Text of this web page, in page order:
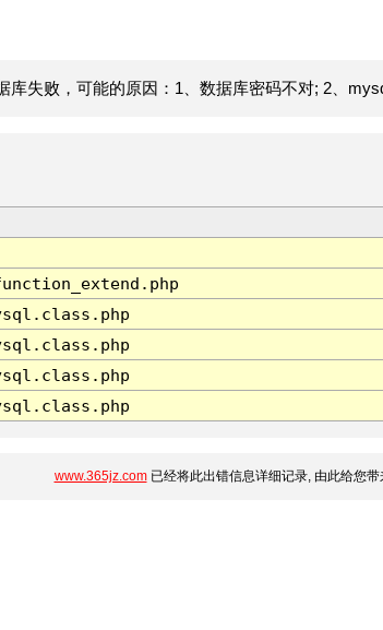
库失败，可能的原因：1、数据库密码不对; 2、
www.365jz.com已经将此出错信息详细记录, 由此给您